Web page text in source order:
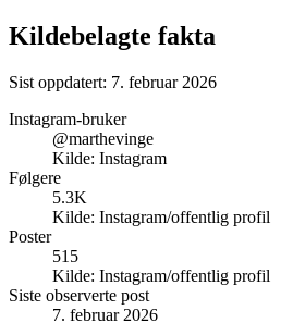
Kildebelagte fakta
Sist oppdatert: 7. februar 2026
Instagram-bruker
@marthevinge
Kilde: Instagram
Følgere
5.3K
Kilde: Instagram/offentlig profil
Poster
515
Kilde: Instagram/offentlig profil
Siste observerte post
7. februar 2026